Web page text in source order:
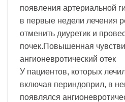
появления артериальной
в первые недели лечения
отменить диуретик и
почек.Повышенная
ангионевротический отек
У пациентов, которых
включая периндоприл, в
появлялся